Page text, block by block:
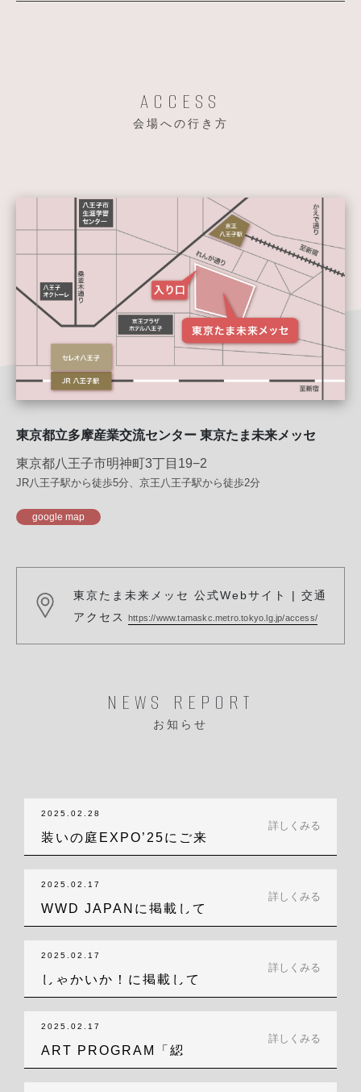
ACCESS
会場への行き方
東京都⽴多摩産業交流センター 東京たま未来メッセ
東京都八王子市明神町3丁目19−2
JR八王子駅から徒歩5分、京王八王子駅から徒歩2分
google map
東京たま未来メッセ 公式Webサイト | 交通
アクセス
https://www.tamaskc.metro.tokyo.lg.jp/access/
NEWS REPORT
お知らせ
2025.02.28
装いの庭EXPO’25にご来
場いただ…
詳しくみる
2025.02.17
WWD JAPANに掲載して
いただき…
詳しくみる
2025.02.17
しゃかいか！に掲載して
いただきました！
詳しくみる
2025.02.17
ART PROGRAM「綛
（かせ）の…
詳しくみる